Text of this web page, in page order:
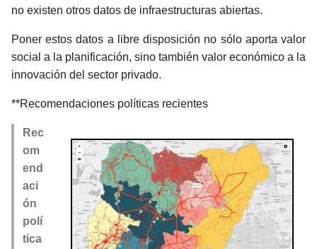
no existen otros datos de infraestructuras abiertas.
Poner estos datos a libre disposición no sólo aporta valor
social a la planificación, sino también valor económico a la
innovación del sector privado.
**Recomendaciones políticas recientes
Rec
om
end
aci
ón
polí
tica